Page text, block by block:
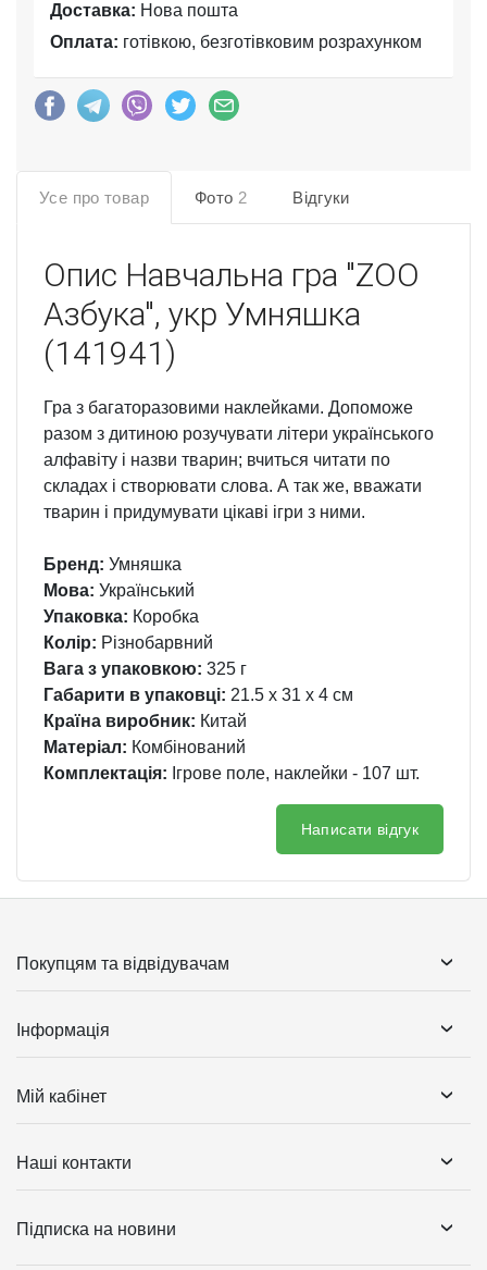
Доставка: Нова пошта
Оплата: готівкою, безготівковим розрахунком
Усе про товар Фото 2 Відгуки
Опис Навчальна гра "ZOO
Азбука", укр Умняшка
(141941)
Гра з багаторазовими наклейками. Допоможе
разом з дитиною розучувати літери українського
алфавіту і назви тварин; вчиться читати по
складах і створювати слова. А так же, вважати
тварин і придумувати цікаві ігри з ними.
Бренд: Умняшка
Мова: Український
Упаковка: Коробка
Колір: Різнобарвний
Вага з упаковкою: 325 г
Габарити в упаковці: 21.5 x 31 x 4 см
Країна виробник: Китай
Матеріал: Комбінований
Комплектація: Ігрове поле, наклейки - 107 шт.
Написати відгук
Покупцям та відвідувачам
Інформація
Мій кабінет
Наші контакти
Підписка на новини